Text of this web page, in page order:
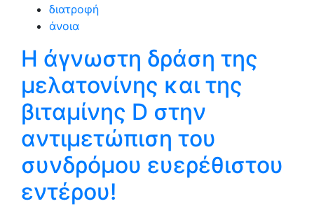
διατροφή
άνοια
Η άγνωστη δράση της
μελατονίνης και της
βιταμίνης D στην
αντιμετώπιση του
συνδρόμου ευερέθιστου
εντέρου!